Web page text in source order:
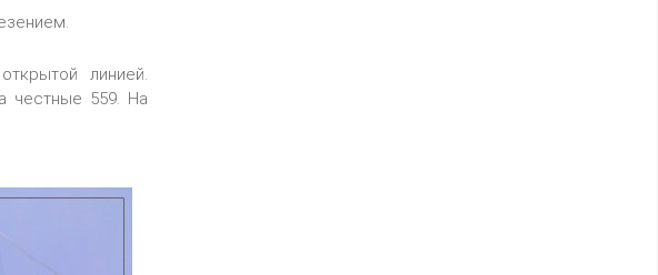
линией.
честные 559. На